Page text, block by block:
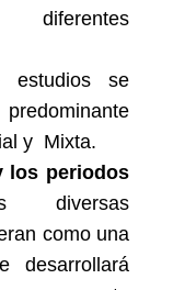
se
y Mixta.
los periodos
como una
desarrollará